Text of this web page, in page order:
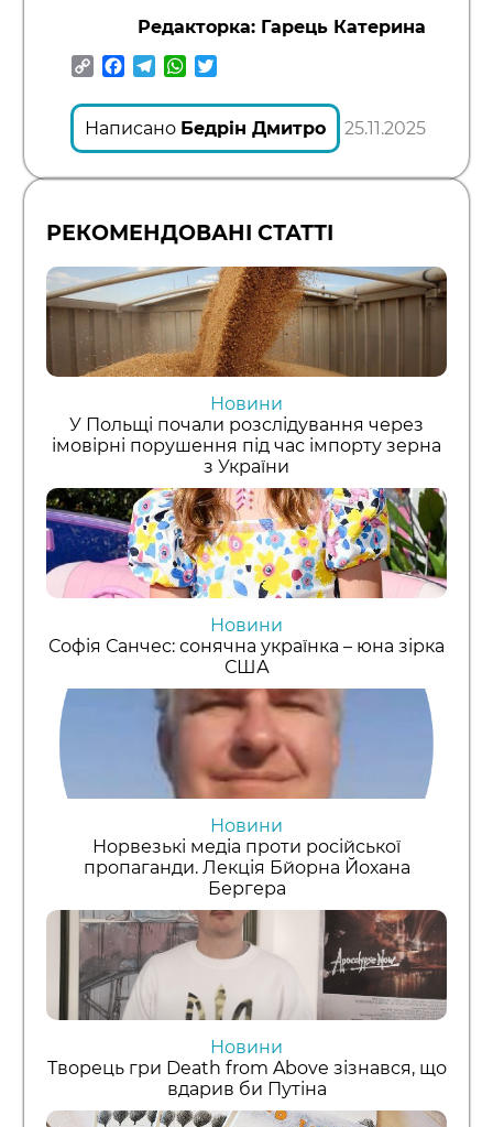
Редакторка: Гарець Катерина
CopyFacebook
TelegramWhatsApp
Написано Бедрін Дмитро 25.11.2025
РЕКОМЕНДОВАНІ СТАТТІ
Новини
У Польщі почали розслідування через
імовірні порушення під час імпорту зерна
з України
Новини
Софія Санчес: сонячна українка – юна зірка
США
Новини
Норвезькі медіа проти російської
пропаганди. Лекція Бйорна Йохана
Бергера
Новини
Творець гри Death from Above зізнався, що
вдарив би Путіна